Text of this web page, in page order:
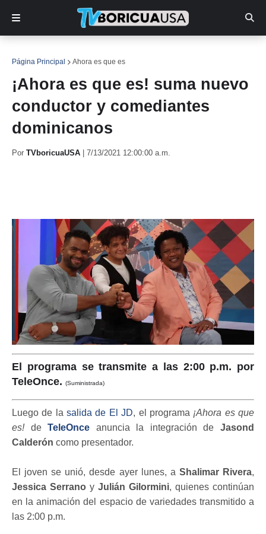
Página Principal Ahora es que es
¡Ahora es que es! suma nuevo
conductor y comediantes
dominicanos
Por TVboricuaUSA 7/13/2021 12:00:00 a.m.
El programa se transmite a las 2:00 p.m. por
TeleOnce. (Suministrada)
Luego de lasalida de El JD, el programa ¡Ahora es que
es!deTeleOnce anuncia la integración deJasond
Calderón como presentador.
El joven se unió, desde ayer lunes, a Shalimar Rivera,
Jessica Serrano y Julián Gilormini, quienes continúan
en la animación del espacio de variedades transmitido a
las 2:00 p.m.